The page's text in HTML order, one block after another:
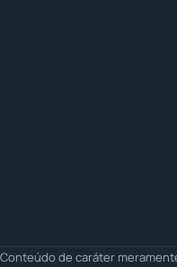
Conteúdo de caráter